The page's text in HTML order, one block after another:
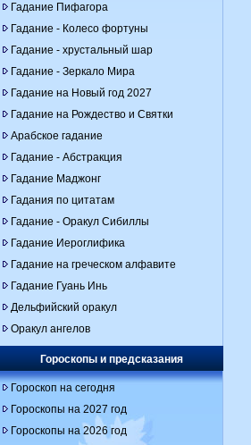
Гадание Пифагора
Гадание - Колесо фортуны
Гадание - хрустальный шар
Гадание - Зеркало Мира
Гадание на Новый год 2027
Гадание на Рождество и Святки
Арабское гадание
Гадание - Абстракция
Гадание Маджонг
Гадания по цитатам
Гадание - Оракул Сибиллы
Гадание Иероглифика
Гадание на греческом алфавите
Гадание Гуань Инь
Дельфийский оракул
Оракул ангелов
Гороскопы и предсказания
Гороскоп на сегодня
Гороскопы на 2027 год
Гороскопы на 2026 год